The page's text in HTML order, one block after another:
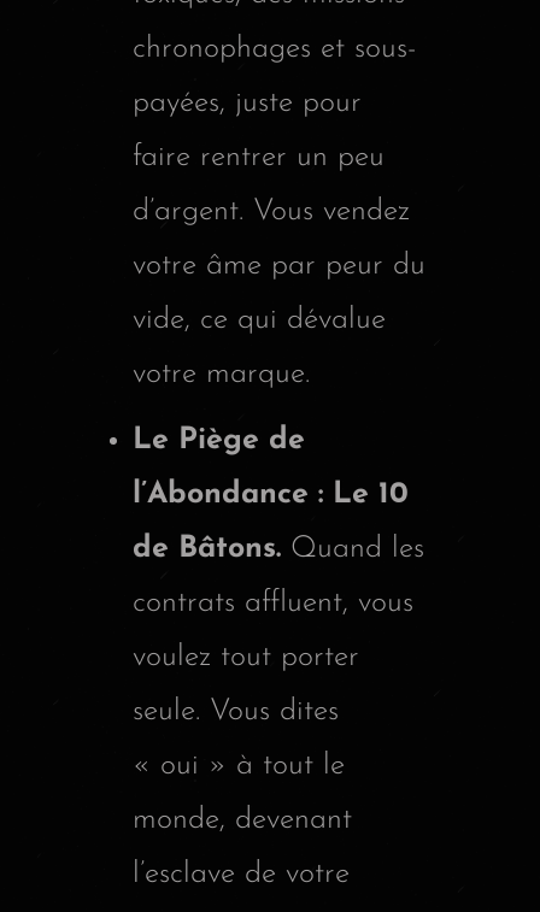
chronophages et sous-
payées, juste pour
faire rentrer un peu
d’argent. Vous vendez
votre âme par peur du
vide, ce qui dévalue
votre marque.
Le Piège de
l’Abondance : Le 10
de Bâtons. Quand les
contrats affluent, vous
voulez tout porter
seule. Vous dites
« oui » à tout le
monde, devenant
l’esclave de votre